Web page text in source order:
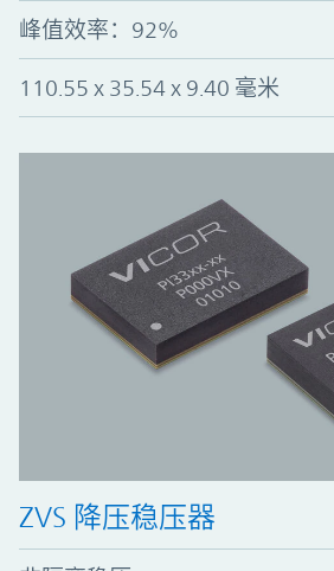
峰值效率：92%
110.55 x 35.54 x 9.40 毫米
ZVS 降压稳压器